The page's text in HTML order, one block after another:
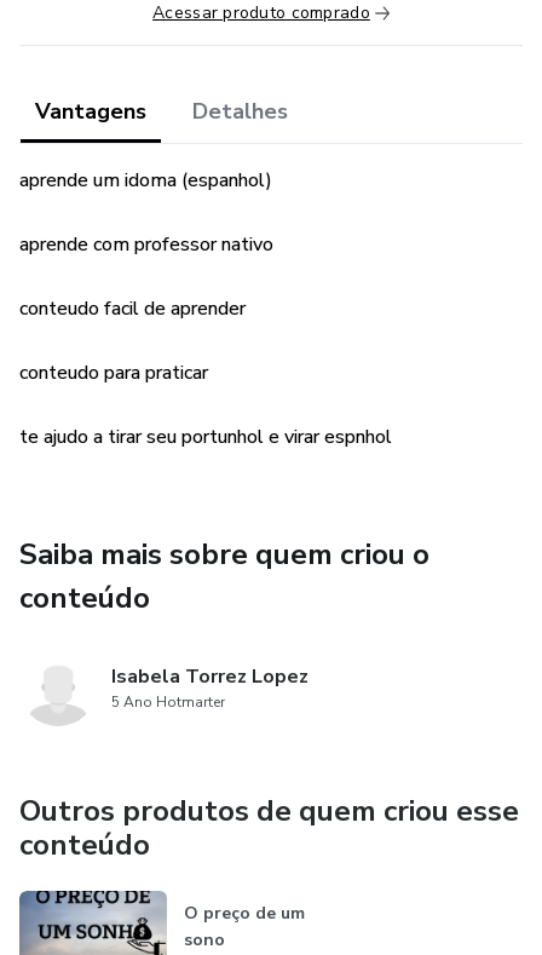
Acessar produto comprado
Vantagens Detalhes
aprende um idoma (espanhol)
aprende com professor nativo
conteudo facil de aprender
conteudo para praticar
te ajudo a tirar seu portunhol e virar espnhol
Saiba mais sobre quem criou o
conteúdo
Isabela Torrez Lopez
5 Ano Hotmarter
Outros produtos de quem criou esse
conteúdo
O preço de um
sono